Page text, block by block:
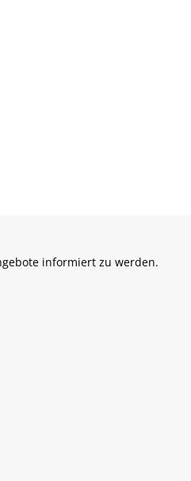
informiert zu werden.